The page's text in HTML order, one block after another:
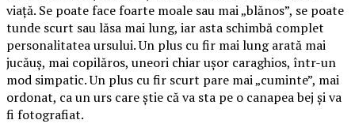
viață. Se poate face foarte moale sau mai „blănos”, se poate
tunde scurt sau lăsa mai lung, iar asta schimbă complet
personalitatea ursului. Un plus cu fir mai lung arată mai
jucăuș, mai copilăros, uneori chiar ușor caraghios, într-un
mod simpatic. Un plus cu fir scurt pare mai „cuminte”, mai
ordonat, ca un urs care știe că va sta pe o canapea bej și va
fi fotografiat.